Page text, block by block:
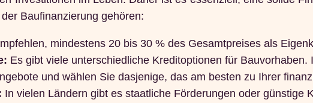
Baufinanzierung gehören:
mindestens 20 bis 30 % des Gesamtpreises als
Es gibt viele unterschiedliche Kreditoptionen für Bauvorhaben.
und wählen Sie dasjenige, das am besten zu Ihrer
In vielen Ländern gibt es staatliche Förderungen oder günstige